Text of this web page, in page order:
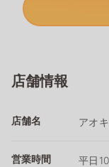
店舗情報
店舗名 アオ
営業時間
平日